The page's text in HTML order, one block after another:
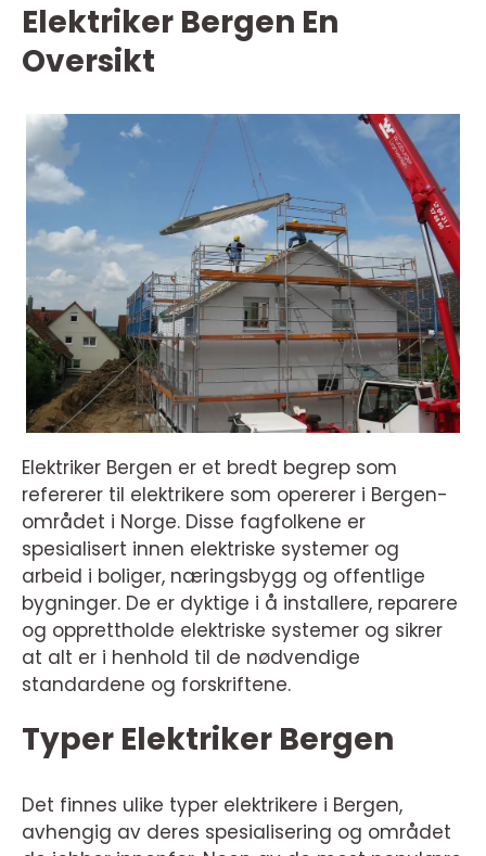
Elektriker Bergen En
Oversikt
Elektriker Bergen er et bredt begrep som
refererer til elektrikere som opererer i Bergen-
området i Norge. Disse fagfolkene er
spesialisert innen elektriske systemer og
arbeid i boliger, næringsbygg og offentlige
bygninger. De er dyktige i å installere, reparere
og opprettholde elektriske systemer og sikrer
at alt er i henhold til de nødvendige
standardene og forskriftene.
Typer Elektriker Bergen
Det finnes ulike typer elektrikere i Bergen,
avhengig av deres spesialisering og området